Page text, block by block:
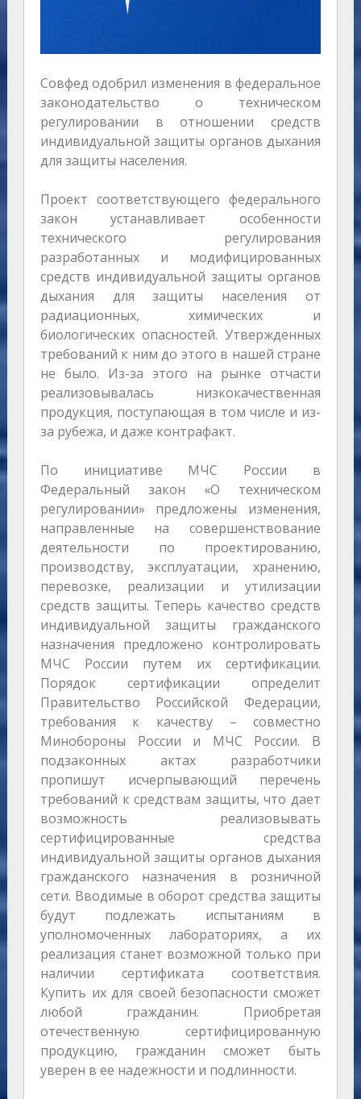
Совфед одобрил изменения в федеральное
законодательство о техническом
регулировании в отношении средств
индивидуальной защиты органов дыхания
для защиты населения.
Проект соответствующего федерального
закон устанавливает особенности
технического регулирования
разработанных и модифицированных
средств индивидуальной защиты органов
дыхания для защиты населения от
радиационных, химических и
биологических опасностей. Утвержденных
требований к ним до этого в нашей стране
не было. Из-за этого на рынке отчасти
реализовывалась низкокачественная
продукция, поступающая в том числе и из-
за рубежа, и даже контрафакт.
По инициативе МЧС России в
Федеральный закон «О техническом
регулировании» предложены изменения,
направленные на совершенствование
деятельности по проектированию,
производству, эксплуатации, хранению,
перевозке, реализации и утилизации
средств защиты. Теперь качество средств
индивидуальной защиты гражданского
назначения предложено контролировать
МЧС России путем их сертификации.
Порядок сертификации определит
Правительство Российской Федерации,
требования к качеству – совместно
Минобороны России и МЧС России. В
подзаконных актах разработчики
пропишут исчерпывающий перечень
требований к средствам защиты, что дает
возможность реализовывать
сертифицированные средства
индивидуальной защиты органов дыхания
гражданского назначения в розничной
сети. Вводимые в оборот средства защиты
будут подлежать испытаниям в
уполномоченных лабораториях, а их
реализация станет возможной только при
наличии сертификата соответствия.
Купить их для своей безопасности сможет
любой гражданин. Приобретая
отечественную сертифицированную
продукцию, гражданин сможет быть
уверен в ее надежности и подлинности.